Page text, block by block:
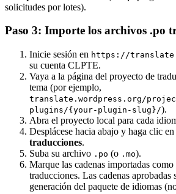
solicitudes por lotes).
Paso 3: Importe los archivos .po
Inicie sesión en https://
su cuenta CLPTE.
Vaya a la página del proyecto de
tema (por ejemplo,
translate.wordpress.org/
plugins/{your-plugin-slug}/).
Abra el proyecto local para cada
Desplácese hacia abajo y haga clic en
traducciones.
Suba su archivo .po (o .mo).
Marque las cadenas importadas
traducciones. Las cadenas aprobadas
generación del paquete de idiomas